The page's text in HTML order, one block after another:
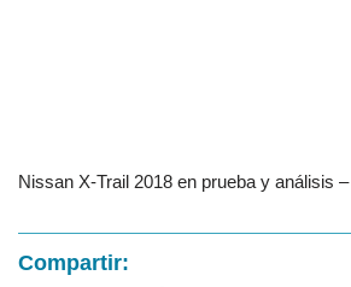
Nissan X-Trail 2018 en prueba y análisis
Compartir: